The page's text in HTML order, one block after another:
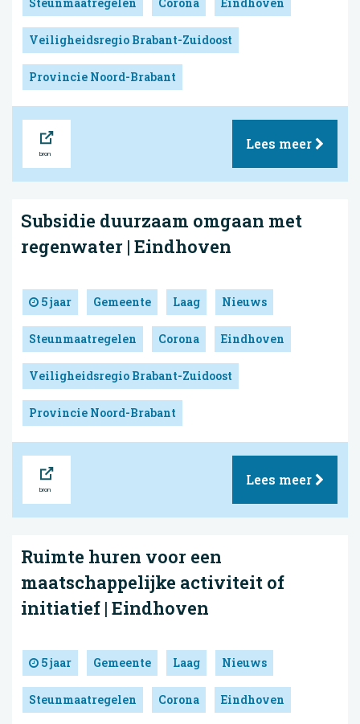
Steunmaatregelen Corona Eindhoven
Veiligheidsregio Brabant-Zuidoost
Provincie Noord-Brabant
Lees meer
Subsidie duurzaam omgaan met
regenwater | Eindhoven
5 jaar Gemeente Laag Nieuws
Steunmaatregelen Corona Eindhoven
Veiligheidsregio Brabant-Zuidoost
Provincie Noord-Brabant
Lees meer
Ruimte huren voor een
maatschappelijke activiteit of
initiatief | Eindhoven
5 jaar Gemeente Laag Nieuws
Steunmaatregelen Corona Eindhoven